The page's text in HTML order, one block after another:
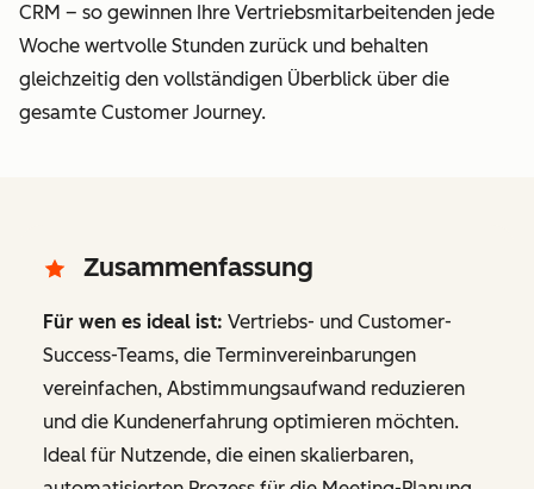
CRM – so gewinnen Ihre Vertriebsmitarbeitenden jede
Woche wertvolle Stunden zurück und behalten
gleichzeitig den vollständigen Überblick über die
gesamte Customer Journey.
Zusammenfassung
Für wen es ideal ist: Vertriebs- und Customer-
Success-Teams, die Terminvereinbarungen
vereinfachen, Abstimmungsaufwand reduzieren
und die Kundenerfahrung optimieren möchten.
Ideal für Nutzende, die einen skalierbaren,